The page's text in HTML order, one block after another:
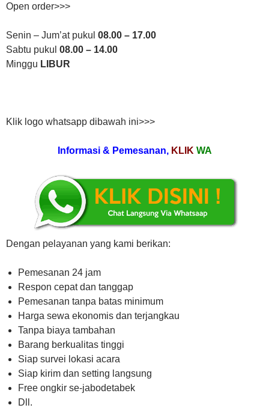
Open order>>>
Senin – Jum’at pukul 08.00 – 17.00
Sabtu pukul 08.00 – 14.00
Minggu LIBUR
Klik logo whatsapp dibawah ini>>>
Informasi & Pemesanan, KLIK WA
Dengan pelayanan yang kami berikan:
Pemesanan 24 jam
Respon cepat dan tanggap
Pemesanan tanpa batas minimum
Harga sewa ekonomis dan terjangkau
Tanpa biaya tambahan
Barang berkualitas tinggi
Siap survei lokasi acara
Siap kirim dan setting langsung
Free ongkir se-jabodetabek
Dll.